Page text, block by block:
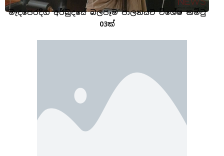
මැදපෙරදිග අර්බුදයේ බලපෑම පාලනයට විශේෂ කමිටු
03ක්